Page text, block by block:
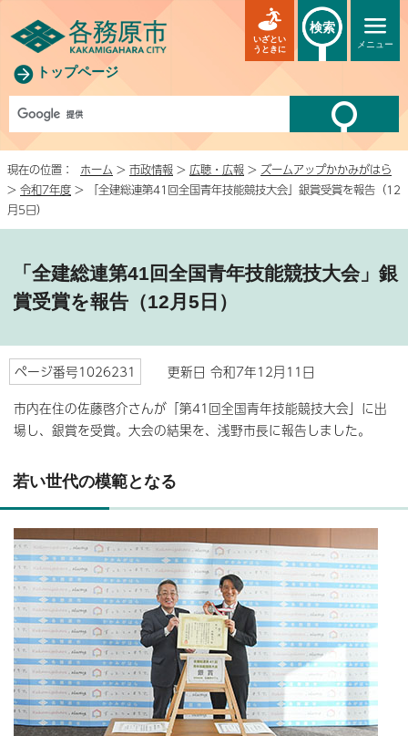
トップページ
メニュー
いざとい
うときに
検索
現在の位置： ホーム > 市政情報 > 広聴・広報 > ズームアップかかみがはら
> 令和7年度 > 「全建総連第41回全国青年技能競技大会」銀賞受賞を報告（12
月5日）
「全建総連第41回全国青年技能競技大会」銀
賞受賞を報告（12月5日）
ページ番号1026231
更新日 令和7年12月11日
市内在住の佐藤啓介さんが「第41回全国青年技能競技大会」に出
場し、銀賞を受賞。大会の結果を、浅野市長に報告しました。
若い世代の模範となる